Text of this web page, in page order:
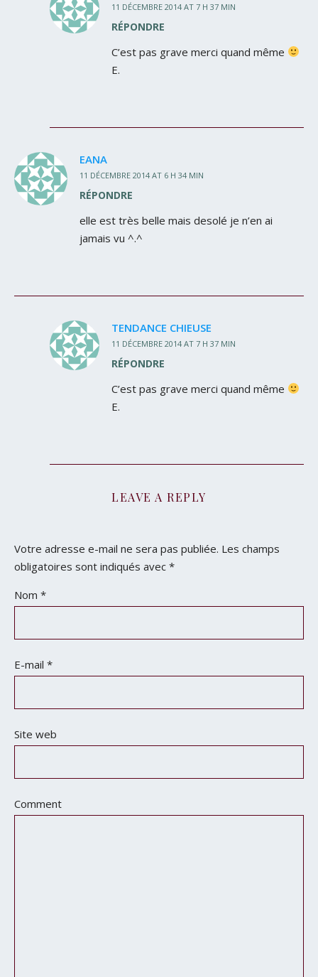
11 DÉCEMBRE 2014 AT 7 H 37 MIN
RÉPONDRE
C’est pas grave merci quand même
E.
EANA
11 DÉCEMBRE 2014 AT 6 H 34 MIN
RÉPONDRE
elle est très belle mais desolé je n’en ai
jamais vu ^.^
TENDANCE CHIEUSE
11 DÉCEMBRE 2014 AT 7 H 37 MIN
RÉPONDRE
C’est pas grave merci quand même
E.
LEAVE A REPLY
Votre adresse e-mail ne sera pas publiée. Les champs
obligatoires sont indiqués avec *
Nom *
E-mail *
Site web
Comment